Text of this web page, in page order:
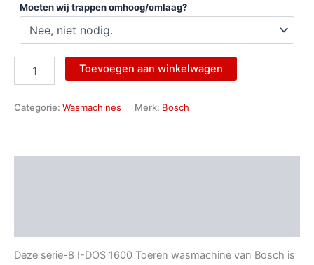
Moeten wij trappen omhoog/omlaag?
Toevoegen aan winkelwagen
Categorie: Wasmachines Merk: Bosch
Deze serie-8 I-DOS 1600 Toeren wasmachine van Bosch is